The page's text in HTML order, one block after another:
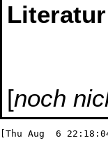
[noch